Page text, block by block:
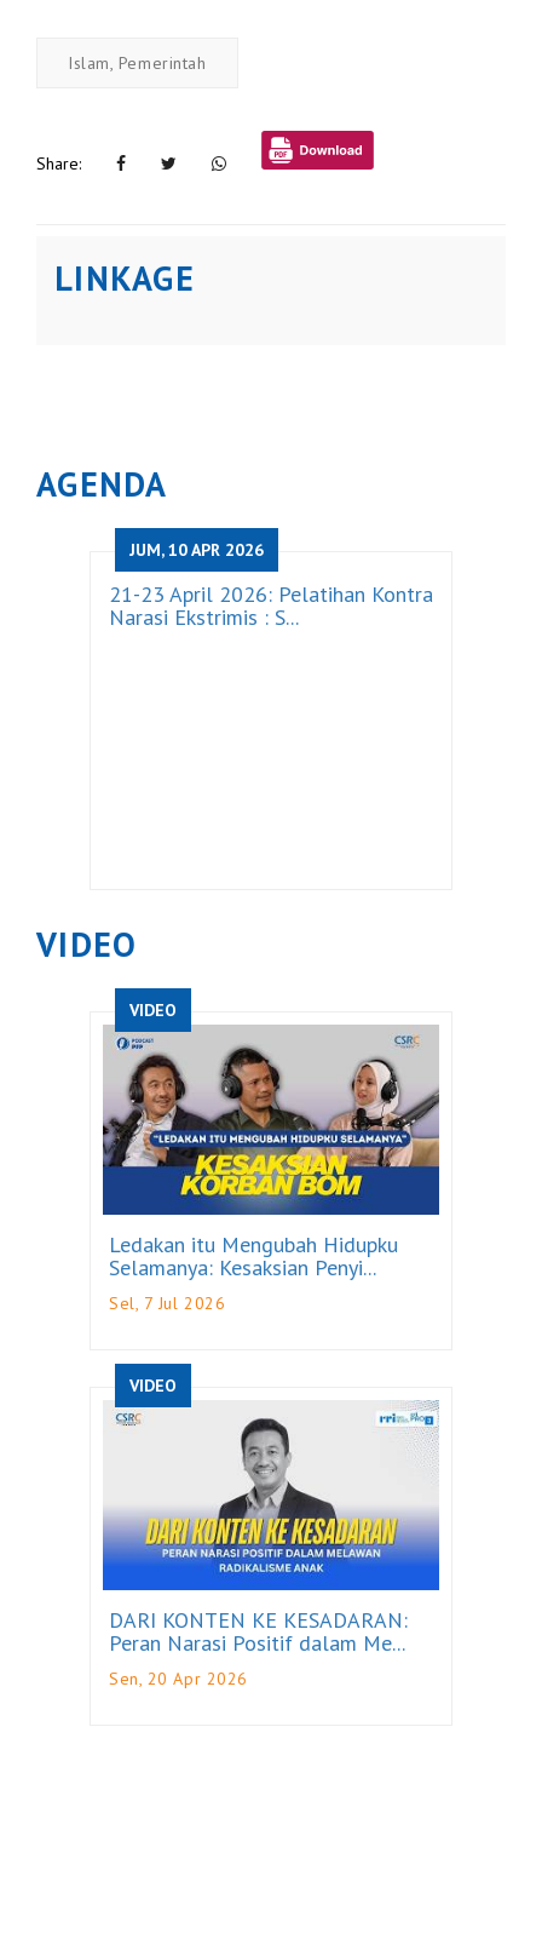
Islam, Pemerintah
Share:
LINKAGE
AGENDA
JUM, 10 APR 2026
21-23 April 2026: Pelatihan Kontra
Narasi Ekstrimis : S...
VIDEO
VIDEO
Ledakan itu Mengubah Hidupku
Selamanya: Kesaksian Penyi...
Sel, 7 Jul 2026
VIDEO
DARI KONTEN KE KESADARAN:
Peran Narasi Positif dalam Me...
Sen, 20 Apr 2026